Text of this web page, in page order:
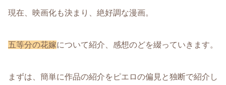
現在、映画化も決まり、絶好調な漫画。
五等分の花嫁について紹介、感想のどを綴っていきます。
まずは、簡単に作品の紹介をピエロの偏見と独断で紹介し